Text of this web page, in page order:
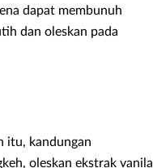
dapat membunuh
dan oleskan pada
itu, kandungan
oleskan ekstrak vanila